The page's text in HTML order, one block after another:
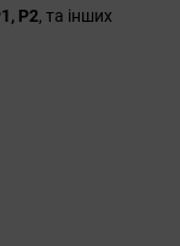
P2, та інших